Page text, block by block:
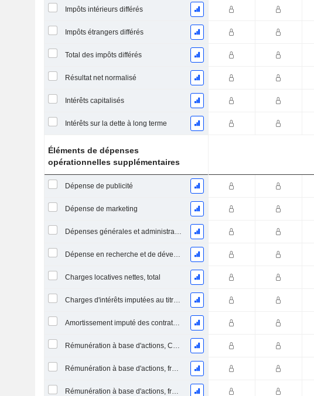
Impôts intérieurs différés
Impôts étrangers différés
Total des impôts différés
Résultat net normalisé
Intérêts capitalisés
Intérêts sur la dette à long terme
Éléments de dépenses
opérationnelles supplémentaires
Dépense de publicité
Dépense de marketing
Dépenses générales et administratives
Dépense en recherche et de développement
Charges locatives nettes, total
Charges d'intérêts imputées au titre des contrats de location
Amortissement imputé des contrats de location simple
Rémunération à base d'actions, COGS (Total)
Rémunération à base d'actions, frais de R&D (total)
Rémunération à base d'actions, frais de S&M (total)